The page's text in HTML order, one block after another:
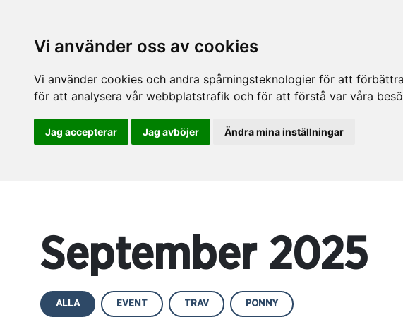
Vi använder oss av cookies
Vi använder cookies och andra spårningsteknologier för att
för att analysera vår webbplatstrafik och för att förstå var våra
Jag accepterar Jag avböjer Ändra mina inställningar
September 2025
ALLA EVENT TRAV PONNY